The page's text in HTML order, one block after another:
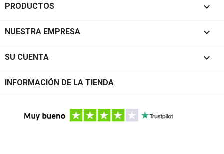
PRODUCTOS 
NUESTRA EMPRESA 
SU CUENTA 
INFORMACIÓN DE LA TIENDA